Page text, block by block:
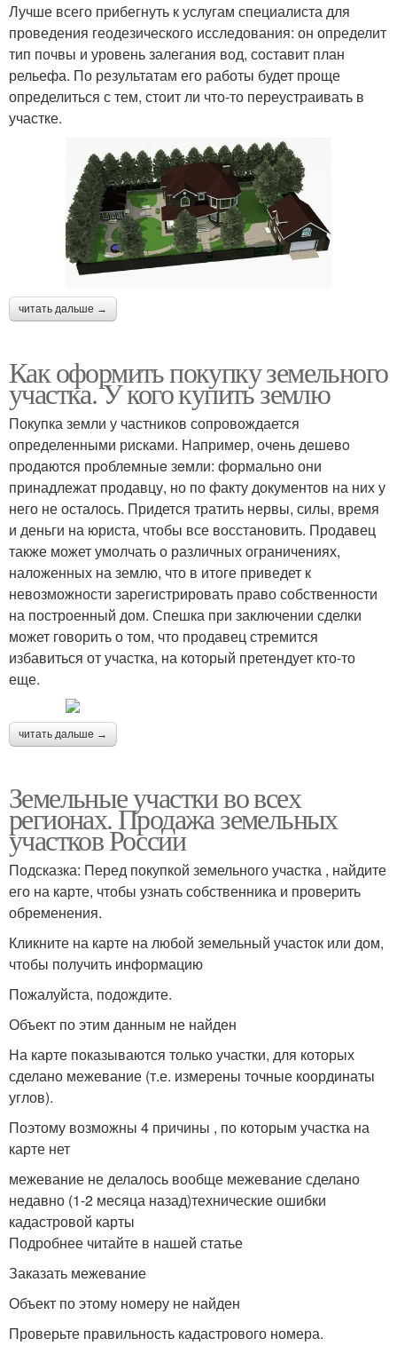
Лучше всего прибегнуть к услугам специалиста для
проведения геодезического исследования: он определит
тип почвы и уровень залегания вод, составит план
рельефа. По результатам его работы будет проще
определиться с тем, стоит ли что-то переустраивать в
участке.
читать дальше →
Как оформить покупку земельного
участка. У кого купить землю
Покупка земли у частников сопровождается
определенными рисками. Например, очeнь дeшeвo
пpoдaютcя пpoблeмныe зeмли: формально они
принадлежат продавцу, но по факту документов на них у
него не осталось. Придется тратить нервы, силы, время
и деньги на юриста, чтобы все восстановить. Продавец
также может умолчать о различных ограничениях,
наложенных на землю, что в итоге приведет к
невозможности зарегистрировать право собственности
на построенный дом. Спешка при заключении сделки
может говорить о том, что продавец стремится
избавиться от участка, на который претендует кто-то
еще.
читать дальше →
Земельные участки во всех
регионах. Продажа земельных
участков России
Подсказка: Перед покупкой земельного участка , найдите
его на карте, чтобы узнать собственника и проверить
обременения.
Кликните на карте на любой земельный участок или дом,
чтобы получить информацию
Пожалуйста, подождите.
Объект по этим данным не найден
На карте показываются только участки, для которых
сделано межевание (т.е. измерены точные координаты
углов).
Поэтому возможны 4 причины , по которым участка на
карте нет
межевание не делалось вообще межевание сделано
недавно (1-2 месяца назад)технические ошибки
кадастровой карты
Подробнее читайте в нашей статье
Заказать межевание
Объект по этому номеру не найден
Проверьте правильность кадастрового номера.